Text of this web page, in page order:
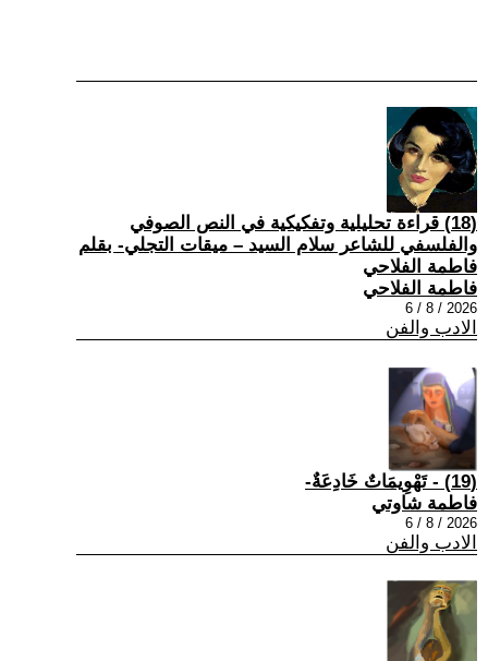
(18) قراءة تحليلية وتفكيكية في النص الصوفي
والفلسفي للشاعر سلام السيد – ميقات التجلي- بقلم
فاطمة الفلاحي
فاطمة الفلاحي
2026 / 8 / 6
الادب والفن
(19) - تَهْوِيمَاتٌ خَادِعَةٌ-
فاطمة شاوتي
2026 / 8 / 6
الادب والفن